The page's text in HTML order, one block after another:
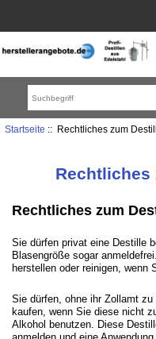
Startseite :: Rechtliches zum
Rechtliches
Rechtliches zum
Sie dürfen privat eine Destille
Blasengröße sogar
herstellen oder reinigen, wenn
Sie dürfen, ohne ihr Zollamt
kaufen, wenn Sie diese nicht
Alkohol benutzen. Diese